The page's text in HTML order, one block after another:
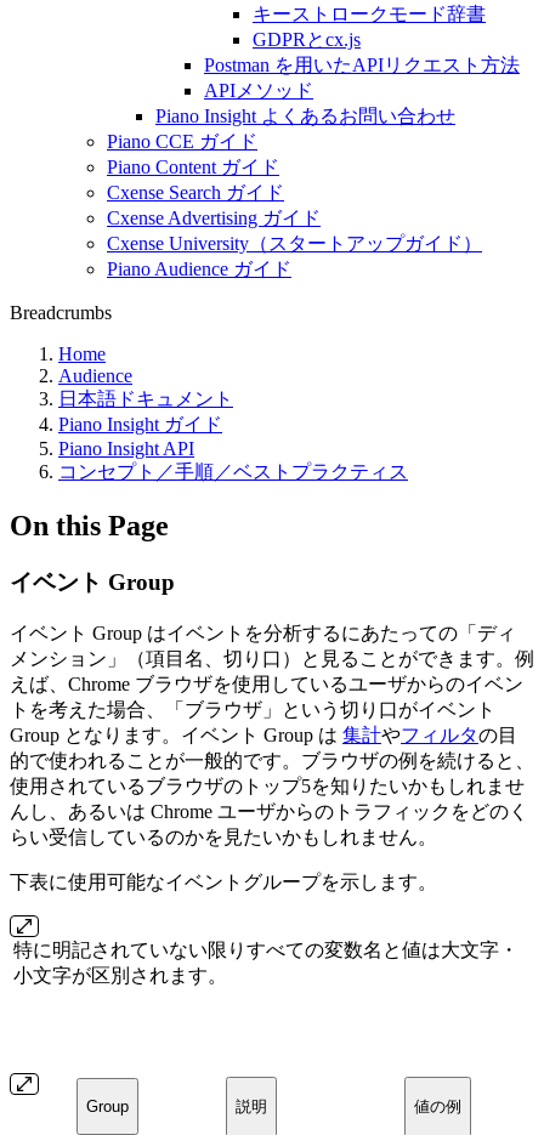
キーストロークモード辞書
GDPRとcx.js
Postman を用いたAPIリクエスト方法
APIメソッド
Piano Insight よくあるお問い合わせ
Piano CCE ガイド
Piano Content ガイド
Cxense Search ガイド
Cxense Advertising ガイド
Cxense University（スタートアップガイド）
Piano Audience ガイド
Breadcrumbs
Home
Audience
日本語ドキュメント
Piano Insight ガイド
Piano Insight API
コンセプト／手順／ベストプラクティス
On this Page
イベント Group
イベント Group はイベントを分析するにあたっての「ディ
メンション」（項目名、切り口）と見ることができます。例
えば、Chrome ブラウザを使用しているユーザからのイベン
トを考えた場合、「ブラウザ」という切り口がイベント
Group となります。イベント Group は 集計やフィルタの目
的で使われることが一般的です。ブラウザの例を続けると、
使用されているブラウザのトップ5を知りたいかもしれませ
んし、あるいは Chrome ユーザからのトラフィックをどのく
らい受信しているのかを見たいかもしれません。
下表に使用可能なイベントグループを示します。
特に明記されていない限りすべての変数名と値は大文字・
小文字が区別されます。
Group 説明 値の例